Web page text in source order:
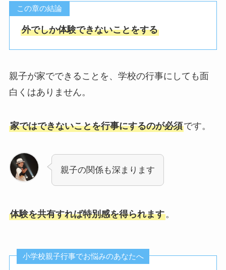
この章の結論
外でしか体験できないことをする
親子が家でできることを、学校の行事にしても面
白くはありません。
家ではできないことを行事にするのが必須です。
親子の関係も深まります
体験を共有すれば特別感を得られます。
小学校親子行事でお悩みのあなたへ